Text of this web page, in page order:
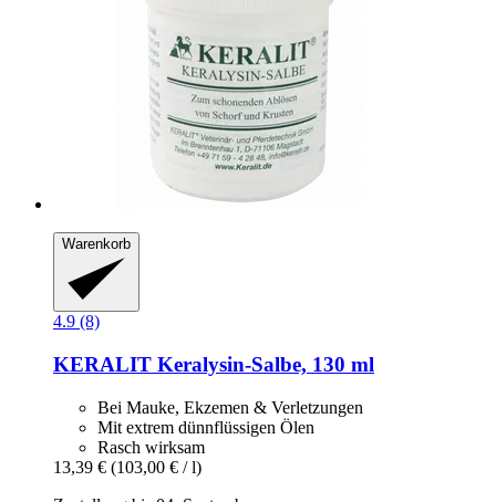
Warenkorb
4.9 (8)
KERALIT Keralysin-​Salbe, 130 ml
Bei Mauke, Ekzemen & Verletzungen
Mit extrem dünnflüssigen Ölen
Rasch wirksam
13,39 € (103,00 € / l)